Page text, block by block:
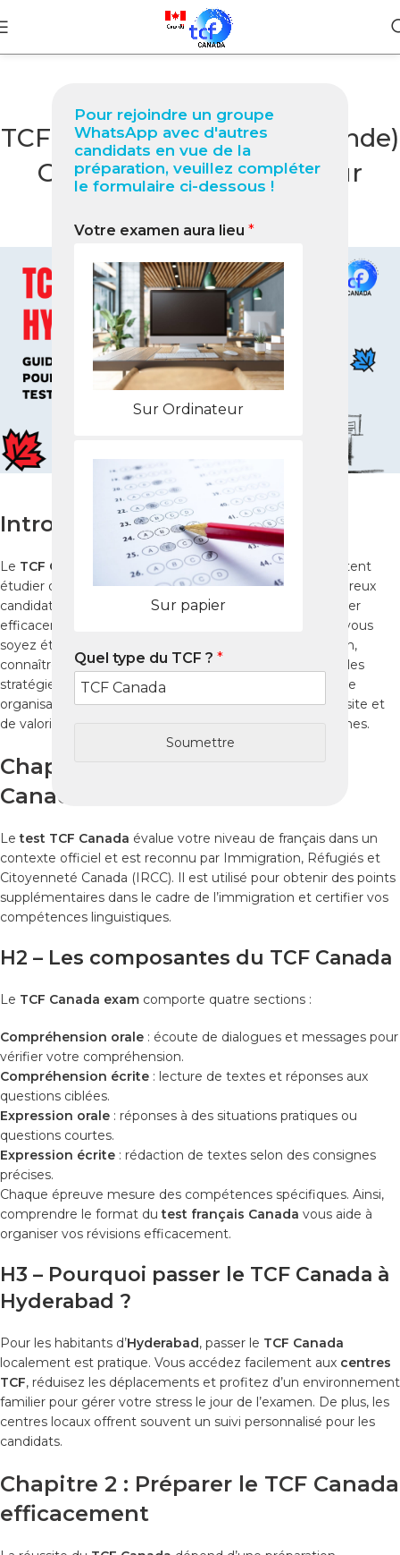
Pour rejoindre un groupe
WhatsApp avec d'autres
candidats en vue de la
préparation, veuillez compléter
le formulaire ci-dessous !
Votre examen aura lieu *
Sur Ordinateur
Sur papier
Quel type du TCF ? *
Soumettre
BLOG
TCF Canada à Hyderabad (Inde)
Guide complet 2026 pour
NabilOn février 12, 2026
Introduction
Le TCF Canada
est essentiel pour tous ceux qui souhaitent
étudier ou immigrer au Canada. ÀHyderabad
, de nombreux
candidats cherchent à comprendre comment se préparer
efficacement et réussir ce test officiel de français. Que vous
soyez étudiant, professionnel ou candidat à l’immigration,
connaître le processus du test, les centres d’examen et les
stratégies de préparation est crucial. En outre, une bonne
organisation permet de maximiser vos chances de réussite et
de valoriser votre dossier auprès des autorités canadiennes.
Chapitre 1 : Comprendre le TCF
Canada
Letest TCF Canada évalue votre niveau de français dans un
contexte officiel et est reconnu par Immigration, Réfugiés et
Citoyenneté Canada (IRCC). Il est utilisé pour obtenir des points
supplémentaires dans le cadre de l’immigration et certifier vos
compétences linguistiques.
H2 – Les composantes du TCF Canada
Le TCF Canada exam comporte quatre sections :
Compréhension orale : écoute de dialogues et messages pour
vérifier votre compréhension.
Compréhension écrite : lecture de textes et réponses aux
questions ciblées.
Expression orale : réponses à des situations pratiques ou
questions courtes.
Expression écrite : rédaction de textes selon des consignes
précises.
Chaque épreuve mesure des compétences spécifiques. Ainsi,
comprendre le format dutest français Canada vous aide à
organiser vos révisions efficacement.
H3 – Pourquoi passer le TCF Canada à
Hyderabad ?
Pour les habitants d’Hyderabad, passer le TCF Canada
localement est pratique. Vous accédez facilement aux centres
TCF, réduisez les déplacements et profitez d’un environnement
familier pour gérer votre stress le jour de l’examen. De plus, les
centres locaux offrent souvent un suivi personnalisé pour les
candidats.
Chapitre 2 : Préparer le TCF Canada
efficacement